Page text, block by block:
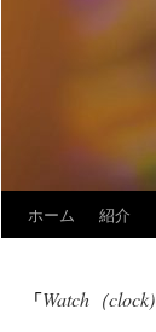
ホーム 紹介
「Watch（clock)